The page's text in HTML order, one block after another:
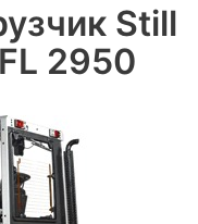
Still
2950